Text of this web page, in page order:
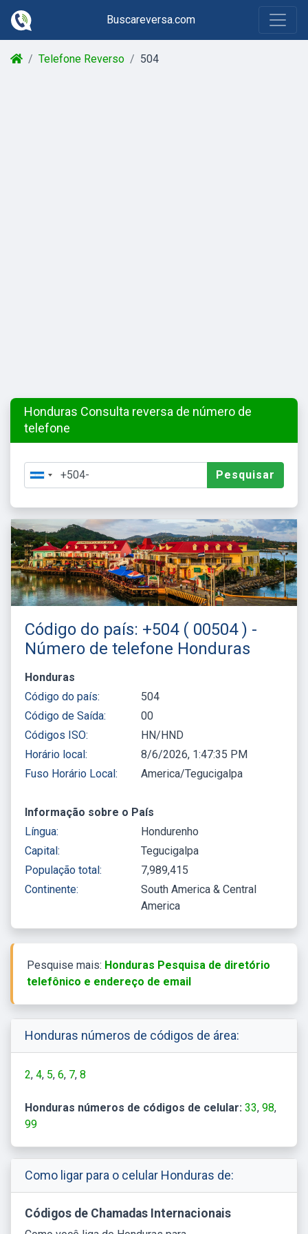
Buscareversa.com
Telefone Reverso 504
Honduras Consulta reversa de número de
telefone
Pesquisar
Código do país: +504 ( 00504 ) -
Número de telefone Honduras
Honduras
Código do país:
504
Código de Saída:
00
Códigos ISO:
HN/HND
Horário local:
8/6/2026, 1:47:35 PM
Fuso Horário Local:
America/Tegucigalpa
Informação sobre o País
Língua:
Hondurenho
Capital:
Tegucigalpa
População total:
7,989,415
Continente:
South America & Central
America
Pesquise mais: Honduras Pesquisa de diretório
telefônico e endereço de email
Honduras números de códigos de área:
2 4 5 6 7 8
Honduras números de códigos de celular: 33 98
99
Como ligar para o celular Honduras de:
Códigos de Chamadas Internacionais